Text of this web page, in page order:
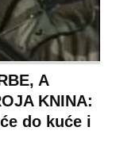
A
KNINA:
do kuće i